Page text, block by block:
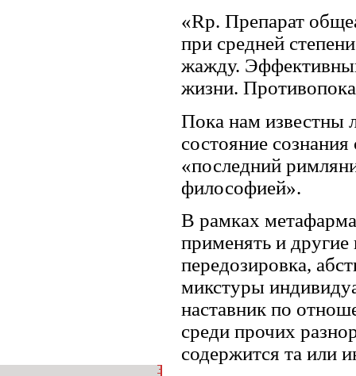
«Rp. Препарат
при средней
жажду.
жизни.
Пока нам известны
состояние
«последний
философией».
В рамках
применять и другие
передозировка,
микстуры
наставник по
среди прочих
содержится та или